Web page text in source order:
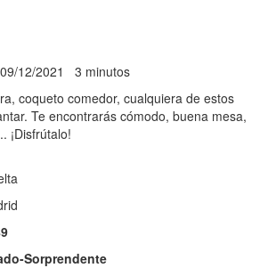
09/12/2021 3 minutos
coqueto comedor, cualquiera de estos
Te encontrarás cómodo, buena mesa,
¡Disfrútalo!
Sorprendente